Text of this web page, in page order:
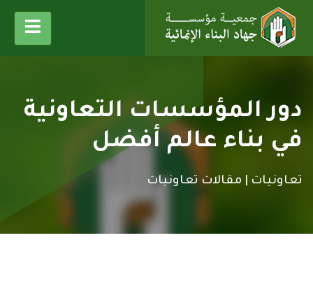
دور المؤسسات التعاونية
في بناء عالم أفضل
تعاونيات | مقالات تعاونيات